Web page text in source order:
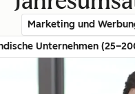
Marketing und
Unternehmen